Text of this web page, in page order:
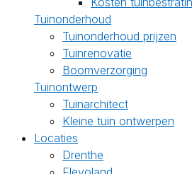
Tuinonderhoud
Tuinonderhoud prijzen
Tuinrenovatie
Boomverzorging
Tuinontwerp
Tuinarchitect
Kleine tuin ontwerpen
Locaties
Drenthe